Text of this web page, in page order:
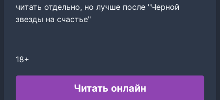
читать отдельно, но лучше после "Черной
звезды на счастье"
18+
Читать онлайн